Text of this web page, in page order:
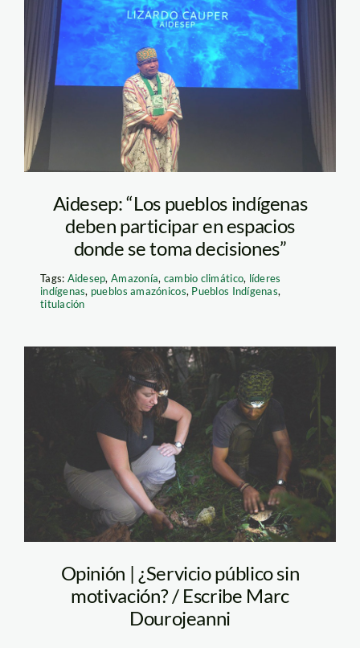
lizardo-cauper—spda
—aidesep
Aidesep: “Los pueblos indígenas
deben participar en espacios
donde se toma decisiones”
Tags: Aidesep,Amazonía, cambio climático, líderes
indígenas, pueblos amazónicos, Pueblos Indígenas,
titulación
investigadores-en-
madre-de-
dios_thomas-muller
(1)
Opinión | ¿Servicio público sin
motivación? / Escribe Marc
Dourojeanni